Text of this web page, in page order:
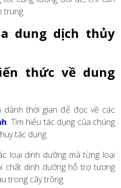
trung.
dung dịch thủy
thức về dung
dành thời gian để đọc về các
. Tìm hiểu tác dụng của chúng
tác dụng.
loại dinh dưỡng mà từng loại
chất dinh dưỡng hỗ trợ tương
trong cây trồng.